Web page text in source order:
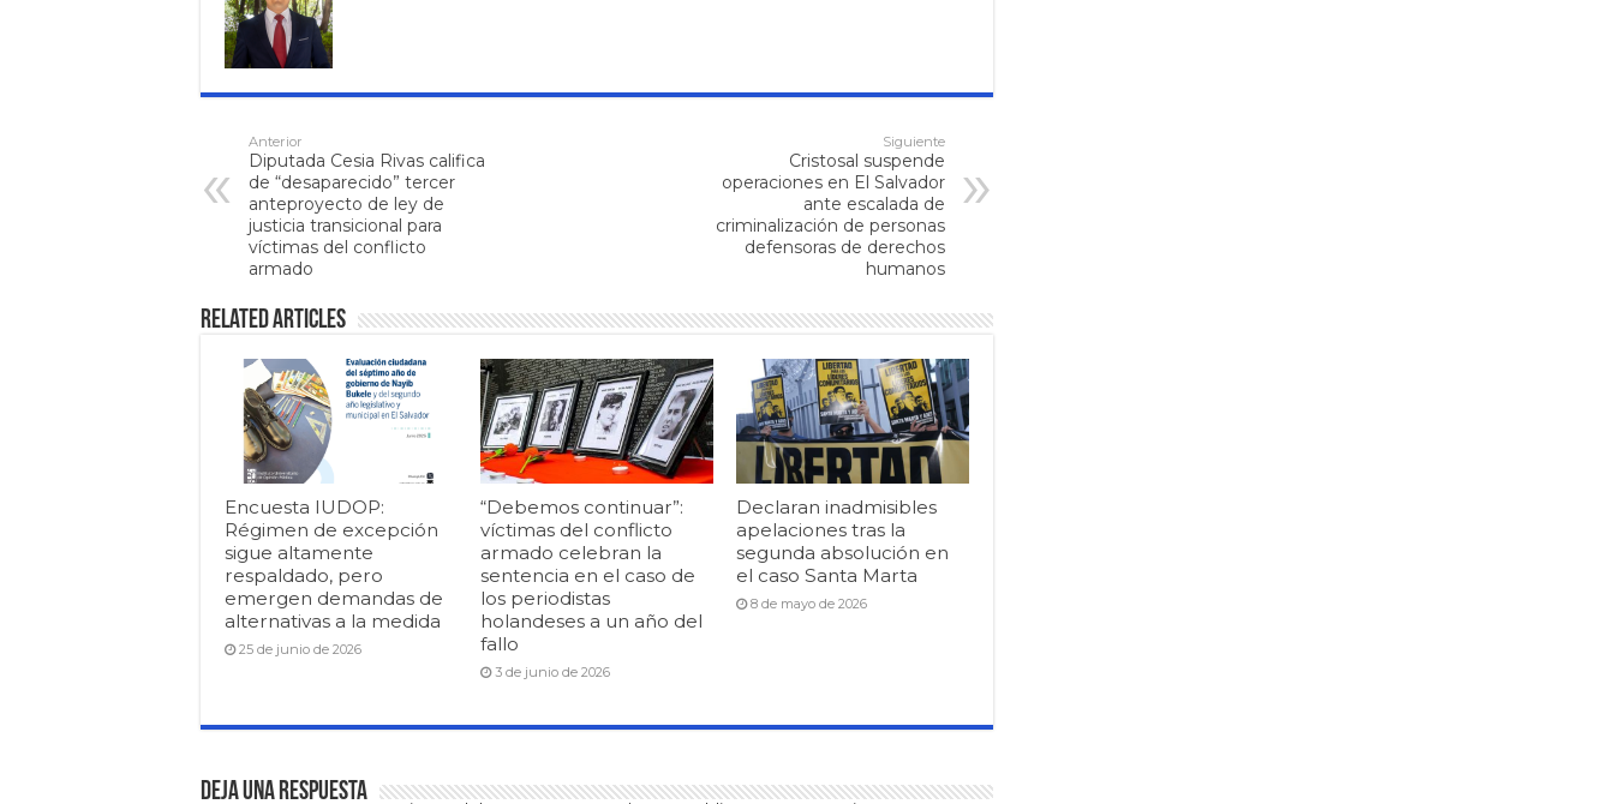
Anterior
Diputada Cesia Rivas califica
de “desaparecido” tercer
anteproyecto de ley de
justicia transicional para
víctimas del conflicto
armado
Siguiente
Cristosal suspende
operaciones en El Salvador
ante escalada de
criminalización de personas
defensoras de derechos
humanos
Related Articles
Encuesta IUDOP:
Régimen de excepción
sigue altamente
respaldado, pero
emergen demandas de
alternativas a la medida
25 de junio de 2026
“Debemos continuar”:
víctimas del conflicto
armado celebran la
sentencia en el caso de
los periodistas
holandeses a un año del
fallo
3 de junio de 2026
Declaran inadmisibles
apelaciones tras la
segunda absolución en
el caso Santa Marta
8 de mayo de 2026
Deja una respuesta